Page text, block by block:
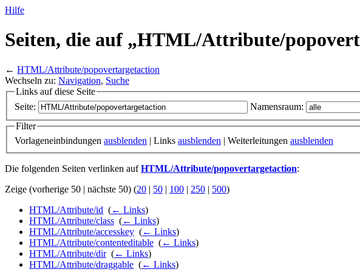
Hilfe
Seiten, die auf „HTML/Attribute/
← HTML/Attribute/popovertargetaction
Wechseln zu: Navigation, Suche
Links auf diese Seite
Seite:
Namensraum:
Filter
Vorlageneinbindungen ausblenden | Links ausblenden | Weiterleitungen ausblenden
Die folgenden Seiten verlinken aufHTML/Attribute/popovertargetaction:
Zeige (vorherige 50 | nächste 50) (20 | 50 | 100 | 250 | 500)
HTML/Attribute/id (← Links)
HTML/Attribute/class (← Links)
HTML/Attribute/accesskey (← Links)
HTML/Attribute/contenteditable (← Links)
HTML/Attribute/dir‎ (← Links)
HTML/Attribute/draggable (← Links)